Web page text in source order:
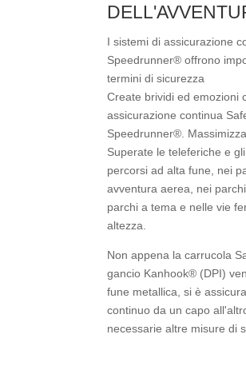
I sistemi di assicurazione
Speedrunner® offrono
termini di sicurezza
Create brividi ed emozioni
assicurazione continua
Speedrunner®.
Superate le teleferiche e
percorsi ad alta fune, nei
avventura aerea, nei
parchi a tema e nelle vie
altezza.
Non appena la carrucola
gancio Kanhook® (DPI)
fune metallica, si è
continuo da un capo
necessarie altre misure di